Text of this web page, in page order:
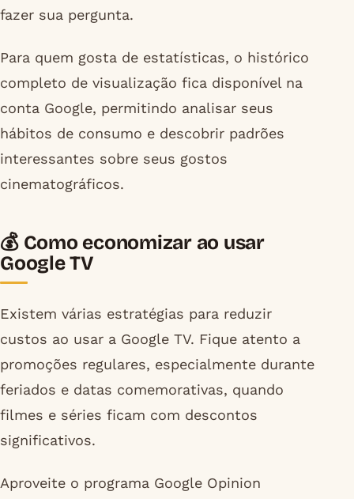
fazer sua pergunta.
Para quem gosta de estatísticas, o histórico
completo de visualização fica disponível na
conta Google, permitindo analisar seus
hábitos de consumo e descobrir padrões
interessantes sobre seus gostos
cinematográficos.
💰 Como economizar ao usar
Google TV
Existem várias estratégias para reduzir
custos ao usar a Google TV. Fique atento a
promoções regulares, especialmente durante
feriados e datas comemorativas, quando
filmes e séries ficam com descontos
significativos.
Aproveite o programa Google Opinion